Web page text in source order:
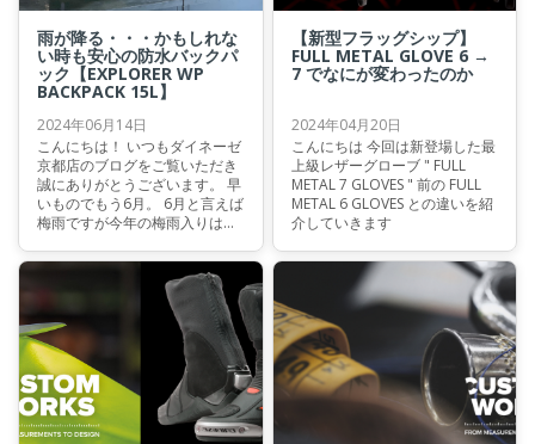
雨が降る・・・かもしれな
い時も安心の防水バックパ
ック【EXPLORER WP
BACKPACK 15L】
2024年06月14日
こんにちは！ いつもダイネーゼ
京都店のブログをご覧いただき
誠にありがとうございます。 早
いものでもう6月。 6月と言えば
梅雨ですが今年の梅雨入りは平
6月18日ごろ、近畿、東海は6月
19日ごろ、中国地方と関東甲信
は6月20日ごろになるであろう
と日本気象協会が発表しており
ました。
【新型フラッグシップ】
FULL METAL GLOVE 6 →
7 でなにが変わったのか
2024年04月20日
こんにちは 今回は新登場した最
上級レザーグローブ " FULL
METAL 7 GLOVES " 前の FULL
METAL 6 GLOVES との違いを紹
介していきます